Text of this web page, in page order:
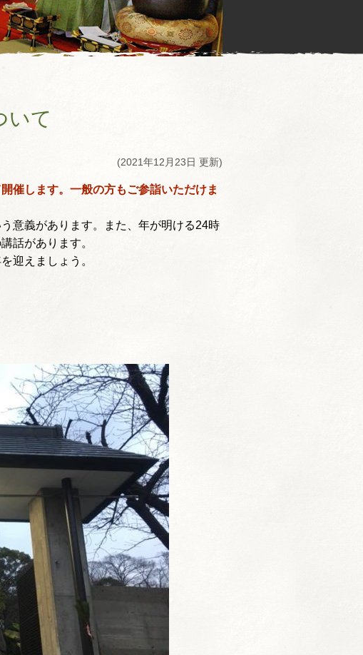
いて
(2021年12月23日 更新)
開催します。一般の方もご参詣いただけま
意義があります。また、年が明ける24時
話があります。
迎えましょう。